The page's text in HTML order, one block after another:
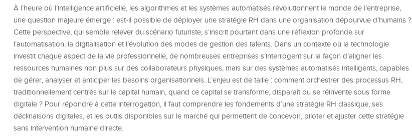
À l’heure où l’intelligence artificielle, les algorithmes et les systèmes automatisés révolutionnent le monde de l’entreprise,
une question majeure émerge : est-il possible de déployer une stratégie RH dans une organisation dépourvue d’humains ?
Cette perspective, qui semble relever du scénario futuriste, s’inscrit pourtant dans une réflexion profonde sur
l’automatisation, la digitalisation et l’évolution des modes de gestion des talents. Dans un contexte où la technologie
investit chaque aspect de la vie professionnelle, de nombreuses entreprises s’interrogent sur la façon d’aligner les
ressources humaines non plus sur des collaborateurs physiques, mais sur des systèmes automatisés intelligents, capables
de gérer, analyser et anticiper les besoins organisationnels. L’enjeu est de taille : comment orchestrer des processus RH,
traditionnellement centrés sur le capital humain, quand ce capital se transforme, disparaît ou se réinvente sous forme
digitale ? Pour répondre à cette interrogation, il faut comprendre les fondements d’une stratégie RH classique, ses
déclinaisons digitales, et les outils disponibles sur le marché qui permettent de concevoir, piloter et ajuster cette stratégie
sans intervention humaine directe.